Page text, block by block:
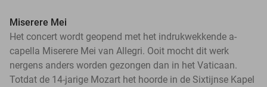
Miserere Mei
Het concert wordt geopend met het indrukwekkende a-
capella Miserere Mei van Allegri. Ooit mocht dit werk
nergens anders worden gezongen dan in het Vaticaan.
Totdat de 14-jarige Mozart het hoorde in de Sixtijnse Kapel